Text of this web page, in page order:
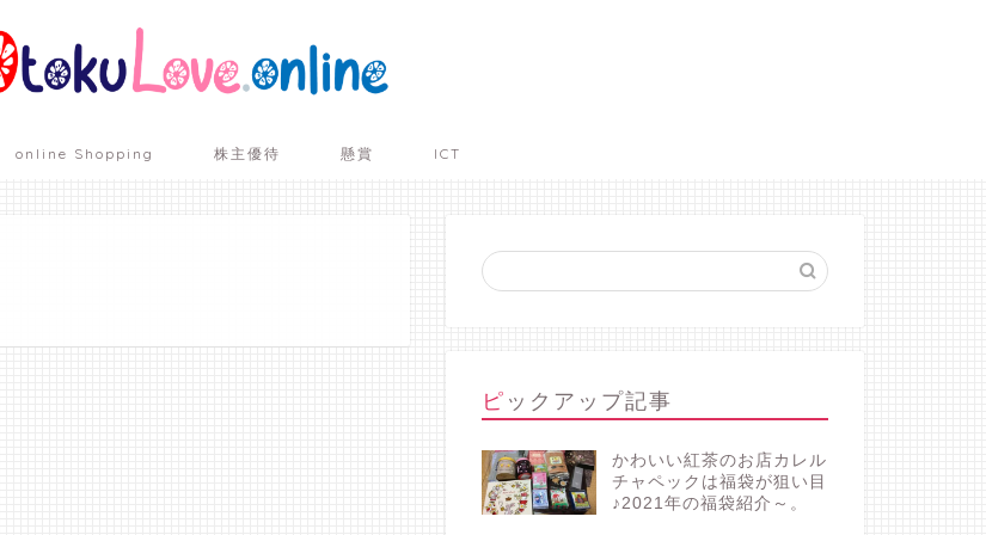
online Shopping 株主優待 懸賞 ICT
ピックアップ記事
かわいい紅茶のお店カレル
チャペックは福袋が狙い目
♪2021年の福袋紹介～。